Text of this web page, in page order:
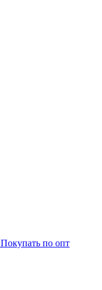
Покупать по опт